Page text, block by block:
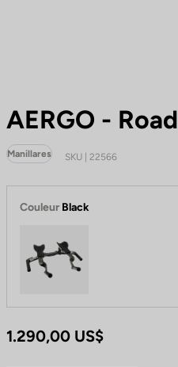
AERGO - Road
Manillares SKU | 22566
Couleur Black
1.290,00 US$